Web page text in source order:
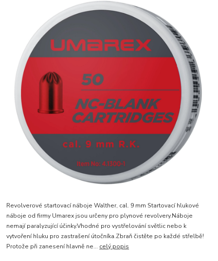
Revolverové startovací náboje Walther, cal. 9 mm Startovací hlukové
náboje od firmy Umarex jsou určeny pro plynové revolvery.Náboje
nemají paralyzující účinky.Vhodné pro vystřelování světlic nebo k
vytvoření hluku pro zastrašení útočníka.Zbraň čistěte po každé střelbě!
Protože při zanesení hlavně ne... celý popis